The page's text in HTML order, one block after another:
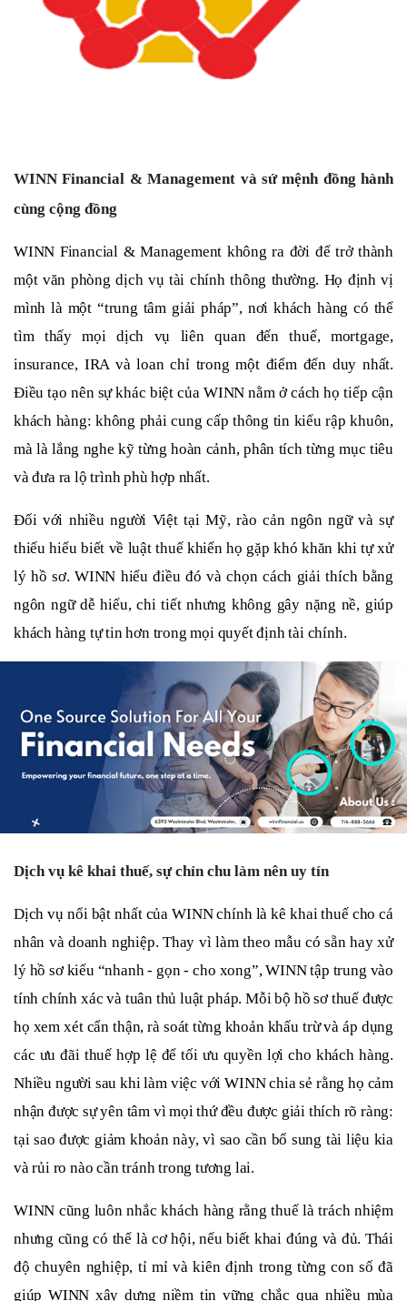
WINN Financial & Management và sứ mệnh đồng hành
cùng cộng đồng
WINN Financial & Management không ra đời để trở thành
một văn phòng dịch vụ tài chính thông thường. Họ định vị
mình là một “trung tâm giải pháp”, nơi khách hàng có thể
tìm thấy mọi dịch vụ liên quan đến thuế, mortgage,
insurance, IRA và loan chỉ trong một điểm đến duy nhất.
Điều tạo nên sự khác biệt của WINN nằm ở cách họ tiếp cận
khách hàng: không phải cung cấp thông tin kiểu rập khuôn,
mà là lắng nghe kỹ từng hoàn cảnh, phân tích từng mục tiêu
và đưa ra lộ trình phù hợp nhất.
Đối với nhiều người Việt tại Mỹ, rào cản ngôn ngữ và sự
thiếu hiểu biết về luật thuế khiến họ gặp khó khăn khi tự xử
lý hồ sơ. WINN hiểu điều đó và chọn cách giải thích bằng
ngôn ngữ dễ hiểu, chi tiết nhưng không gây nặng nề, giúp
khách hàng tự tin hơn trong mọi quyết định tài chính.
Dịch vụ kê khai thuế, sự chỉn chu làm nên uy tín
Dịch vụ nổi bật nhất của WINN chính là kê khai thuế cho cá
nhân và doanh nghiệp. Thay vì làm theo mẫu có sẵn hay xử
lý hồ sơ kiểu “nhanh - gọn - cho xong”, WINN tập trung vào
tính chính xác và tuân thủ luật pháp. Mỗi bộ hồ sơ thuế được
họ xem xét cẩn thận, rà soát từng khoản khấu trừ và áp dụng
các ưu đãi thuế hợp lệ để tối ưu quyền lợi cho khách hàng.
Nhiều người sau khi làm việc với WINN chia sẻ rằng họ cảm
nhận được sự yên tâm vì mọi thứ đều được giải thích rõ ràng:
tại sao được giảm khoản này, vì sao cần bổ sung tài liệu kia
và rủi ro nào cần tránh trong tương lai.
WINN cũng luôn nhắc khách hàng rằng thuế là trách nhiệm
nhưng cũng có thể là cơ hội, nếu biết khai đúng và đủ. Thái
độ chuyên nghiệp, tỉ mỉ và kiên định trong từng con số đã
giúp WINN xây dựng niềm tin vững chắc qua nhiều mùa